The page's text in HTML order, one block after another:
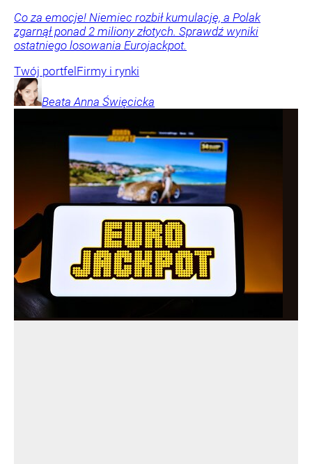
Co za emocje! Niemiec rozbił kumulację, a Polak
zgarnął ponad 2 miliony złotych. Sprawdź wyniki
ostatniego losowania Eurojackpot.
Twój portfel Firmy i rynki
Beata Anna Święcicka